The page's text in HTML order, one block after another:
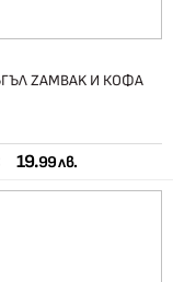
ZAMBAK И КОФА
19.99 лв.